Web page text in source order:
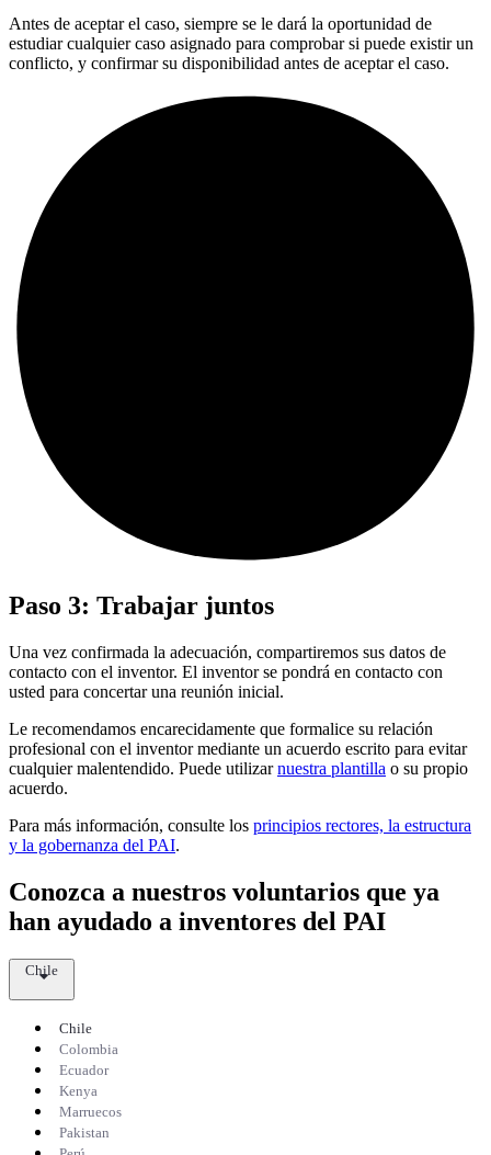
Antes de aceptar el caso, siempre se le dará la oportunidad de
estudiar cualquier caso asignado para comprobar si puede existir un
conflicto, y confirmar su disponibilidad antes de aceptar el caso.
Paso 3: Trabajar juntos
Una vez confirmada la adecuación, compartiremos sus datos de
contacto con el inventor. El inventor se pondrá en contacto con
usted para concertar una reunión inicial.
Le recomendamos encarecidamente que formalice su relación
profesional con el inventor mediante un acuerdo escrito para evitar
cualquier malentendido. Puede utilizarnuestra plantilla o su propio
acuerdo.
Para más información, consulte los principios rectores, la estructura
y la gobernanza del PAI.
Conozca a nuestros voluntarios que ya
han ayudado a inventores del PAI
Chile
Chile
Colombia
Ecuador
Kenya
Marruecos
Pakistan